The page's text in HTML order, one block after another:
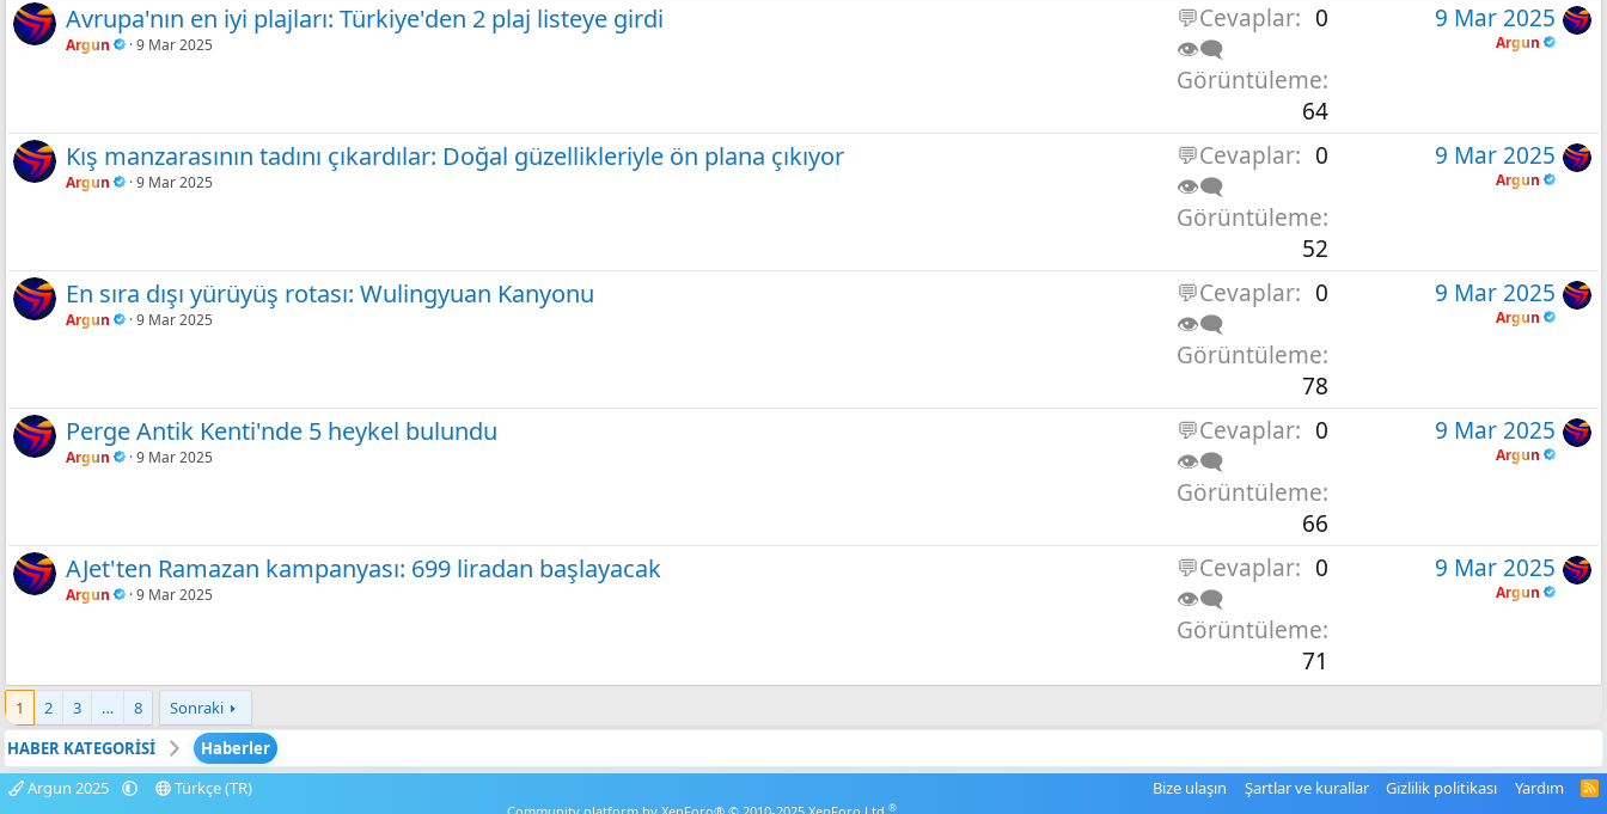
Avrupa'nın en iyi plajları: Türkiye'den 2 plaj listeye girdi
Argun 9 Mar 2025
💬Cevaplar
0
👁️‍🗨️
Görüntüleme
64
9 Mar 2025
Argun
Kış manzarasının tadını çıkardılar: Doğal güzellikleriyle ön plana çıkıyor
Argun 9 Mar 2025
💬Cevaplar
0
👁️‍🗨️
Görüntüleme
52
9 Mar 2025
Argun
En sıra dışı yürüyüş rotası: Wulingyuan Kanyonu
Argun 9 Mar 2025
💬Cevaplar
0
👁️‍🗨️
Görüntüleme
78
9 Mar 2025
Argun
Perge Antik Kenti'nde 5 heykel bulundu
Argun 9 Mar 2025
💬Cevaplar
0
👁️‍🗨️
Görüntüleme
66
9 Mar 2025
Argun
AJet'ten Ramazan kampanyası: 699 liradan başlayacak
Argun 9 Mar 2025
💬Cevaplar
0
👁️‍🗨️
Görüntüleme
71
9 Mar 2025
Argun
1 2 3 … 8
Sonraki
HABER KATEGORİSİ
Haberler
Argun 2025
Türkçe (TR) Bize ulaşın Şartlar ve kurallar Gizlilik politikası Yardım
R
®